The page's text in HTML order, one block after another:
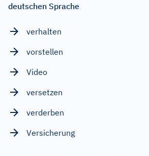
deutschen Sprache
verhalten
vorstellen
Video
versetzen
verderben
Versicherung